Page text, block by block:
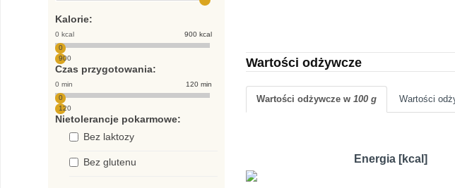
Kalorie:
0 kcal
900 kcal
0
900
Czas przygotowania:
0 min
120 min
0
120
Nietolerancje pokarmowe:
Bez laktozy
Bez glutenu
Wartości odżywcze
Wartości odżywcze w 100 g Wartości
Energia [kcal]